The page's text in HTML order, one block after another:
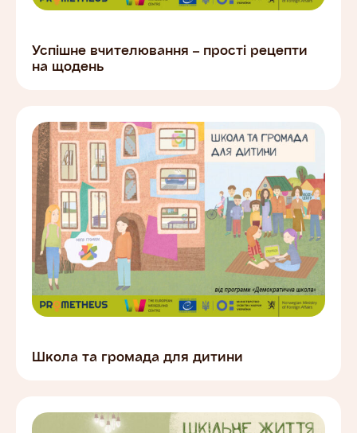
Успішне вчителювання – прості рецепти
на щодень
Школа та громада для дитини